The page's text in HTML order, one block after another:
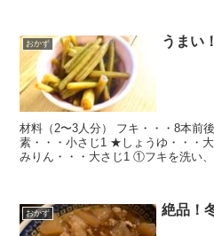
おかず うまい
材料（2〜3人分） フキ・・・8本
素・・・小さじ1 ★しょうゆ・・・
みりん・・・大さじ1 ①フキを洗い
おかず 絶品！